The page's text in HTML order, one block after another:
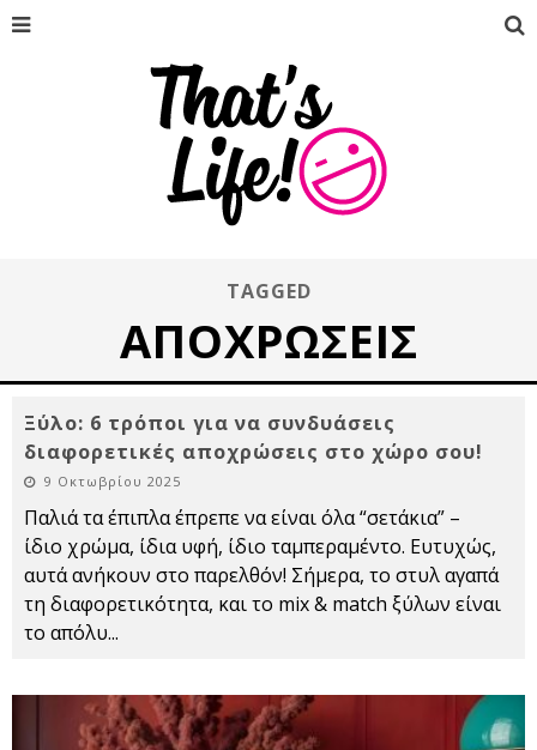
TAGGED
ΑΠΟΧΡΏΣΕΙΣ
Ξύλο: 6 τρόποι για να συνδυάσεις
διαφορετικές αποχρώσεις στο χώρο σου!
9 Οκτωβρίου 2025
Παλιά τα έπιπλα έπρεπε να είναι όλα “σετάκια” –
ίδιο χρώμα, ίδια υφή, ίδιο ταμπεραμέντο. Ευτυχώς,
αυτά ανήκουν στο παρελθόν! Σήμερα, το στυλ αγαπά
τη διαφορετικότητα, και το mix & match ξύλων είναι
το απόλυ...